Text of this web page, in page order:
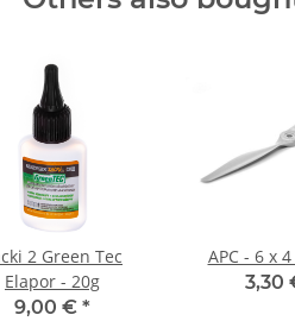
2 Green Tec
Elapor - 20g
9,00 € *
APC - 6 x
3,30